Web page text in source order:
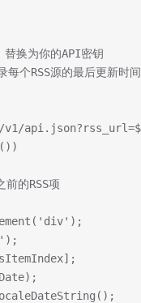
换为你的API密钥
RSS源的最后更新时间
的RSS项